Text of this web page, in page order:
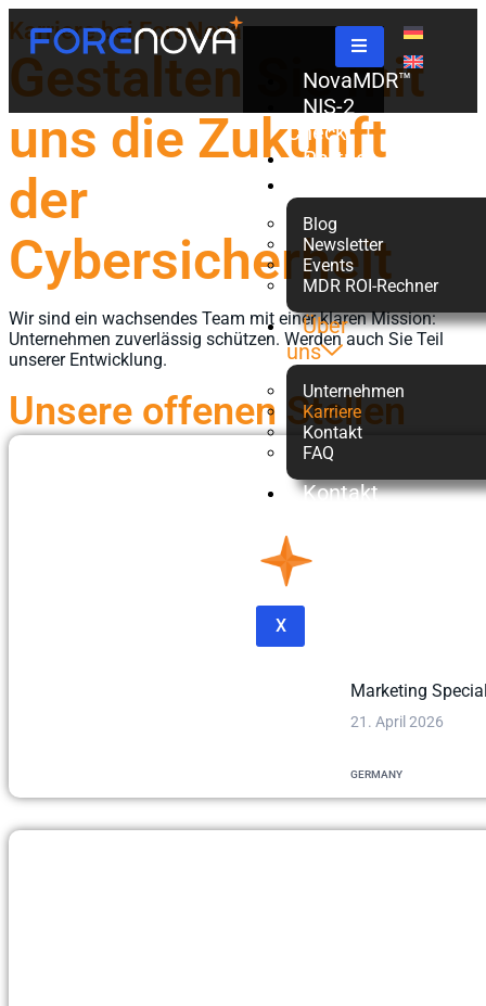
NovaMDR™
NIS-2
Check
Partner
Blog
Newsletter
Events
MDR ROI-Rechner
Über
uns
Unternehmen
Karriere
Kontakt
FAQ
Kontakt
X
Karriere bei ForeNova
Gestalten Sie mit
uns die Zukunft
der
Cybersicherheit
Wir sind ein wachsendes Team mit einer klaren Mission:
Unternehmen zuverlässig schützen. Werden auch Sie Teil
unserer Entwicklung.
Unsere offenen Stellen
Marketing
21. April 2026
GERMANY